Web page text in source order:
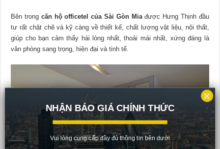
Bên trong căn hộ officetel của Sài Gòn Miađược Hưng Thịnh đầu
tư rất chặt chẽ và kỹ càng về thiết kế, chất lượng vật liệu, nội thất,
giúp cho bạn cảm thấy hài lòng nhất, thoải mái nhất, xứng đáng là
văn phòng sang trọng, hiện đại và tinh tế.
NHẬN BÁO GIÁ CHÍNH THỨC
Vui lòng cung cấp đầy đủ thông tin bên dưới
×